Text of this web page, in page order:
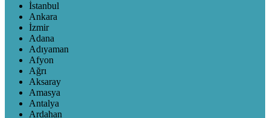
İstanbul
Ankara
İzmir
Adana
Adıyaman
Afyon
Ağrı
Aksaray
Amasya
Antalya
Ardahan